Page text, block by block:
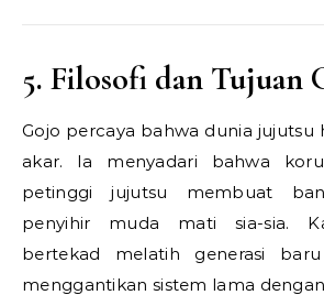
5. Filosofi dan Tujuan
Gojo percaya bahwa dunia jujutsu
akar. Ia menyadari bahwa
petinggi jujutsu membuat
penyihir muda mati sia-sia.
bertekad melatih generasi
menggantikan sistem lama